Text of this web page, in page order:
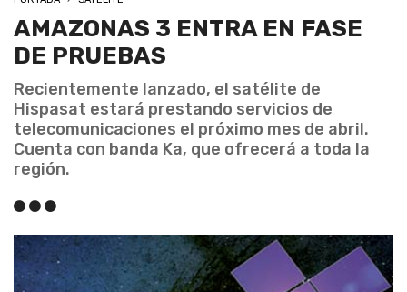
AMAZONAS 3 ENTRA EN FASE
DE PRUEBAS
Recientemente lanzado, el satélite de
Hispasat estará prestando servicios de
telecomunicaciones el próximo mes de abril.
Cuenta con banda Ka, que ofrecerá a toda la
región.